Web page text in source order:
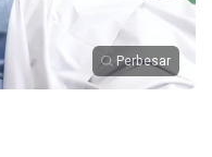
Perbesar